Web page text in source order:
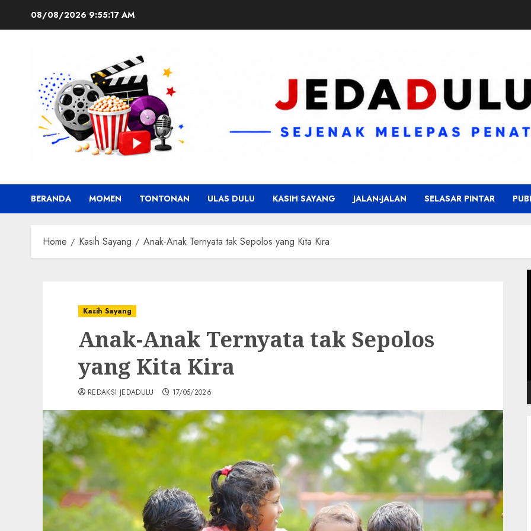
08/08/2026 9:55:19 AM
BERANDA MOMEN TONTONAN ULAS DULU KASIH SAYANG JALAN-JALAN SELASAR PINTAR
Home Kasih Sayang Anak-Anak Ternyata tak Sepolos yang Kita Kira
Kasih Sayang
Anak-Anak Ternyata tak Sepolos
yang Kita Kira
REDAKSI JEDADULU 17/05/2026